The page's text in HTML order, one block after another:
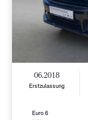
06.2018
Erstzulassung
Euro 6